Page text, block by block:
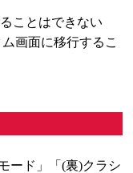
ことはできない
画面に移行するこ
ード」「(裏)クラシ